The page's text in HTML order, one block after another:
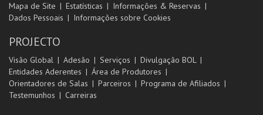
Mapa de Site
Estatísticas
Informações & Reservas
Dados Pessoais
Informações sobre Cookies
PROJECTO
Visão Global Adesão Serviços
Divulgação BOL
Entidades Aderentes
Área de Produtores
Orientadores de Salas
Parceiros
Programa de Afiliados
Testemunhos
Carreiras